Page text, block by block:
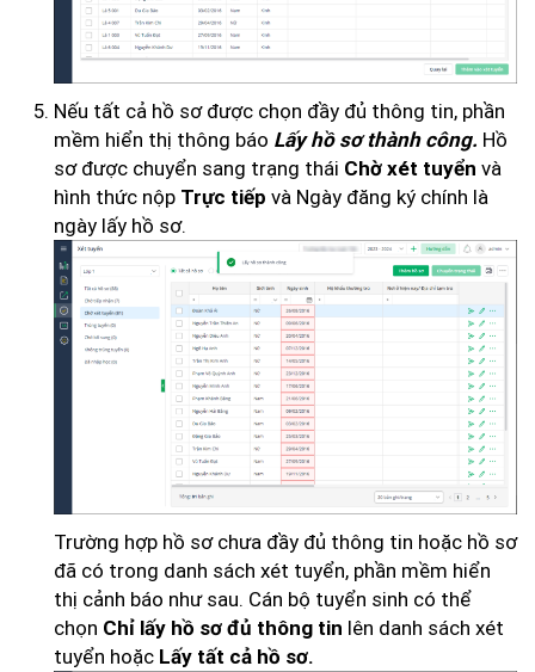
Nếu tất cả hồ sơ được chọn đầy đủ thông tin, phần
mềm hiển thị thông báo Lấy hồ sơ thành công. Hồ
sơ được chuyển sang trạng thái Chờ xét tuyển và
hình thức nộp Trực tiếp và Ngày đăng ký chính là
ngày lấy hồ sơ.
Trường hợp hồ sơ chưa đầy đủ thông tin hoặc hồ sơ
đã có trong danh sách xét tuyển, phần mềm hiển
thị cảnh báo như sau. Cán bộ tuyển sinh có thể
chọn Chỉ lấy hồ sơ đủ thông tin lên danh sách xét
tuyển hoặc Lấy tất cả hồ sơ.